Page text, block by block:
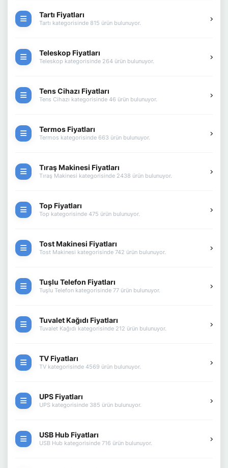
Tartı Fiyatları
Tartı kategorisinde 815 ürün bulunuyor.
Teleskop Fiyatları
Teleskop kategorisinde 264 ürün bulunuyor.
Tens Cihazı Fiyatları
Tens Cihazı kategorisinde 46 ürün bulunuyor.
Termos Fiyatları
Termos kategorisinde 663 ürün bulunuyor.
Tıraş Makinesi Fiyatları
Tıraş Makinesi kategorisinde 2438 ürün bulunuyor.
Top Fiyatları
Top kategorisinde 475 ürün bulunuyor.
Tost Makinesi Fiyatları
Tost Makinesi kategorisinde 742 ürün bulunuyor.
Tuşlu Telefon Fiyatları
Tuşlu Telefon kategorisinde 77 ürün bulunuyor.
Tuvalet Kağıdı Fiyatları
Tuvalet Kağıdı kategorisinde 212 ürün bulunuyor.
TV Fiyatları
TV kategorisinde 4569 ürün bulunuyor.
UPS Fiyatları
UPS kategorisinde 385 ürün bulunuyor.
USB Hub Fiyatları
USB Hub kategorisinde 716 ürün bulunuyor.